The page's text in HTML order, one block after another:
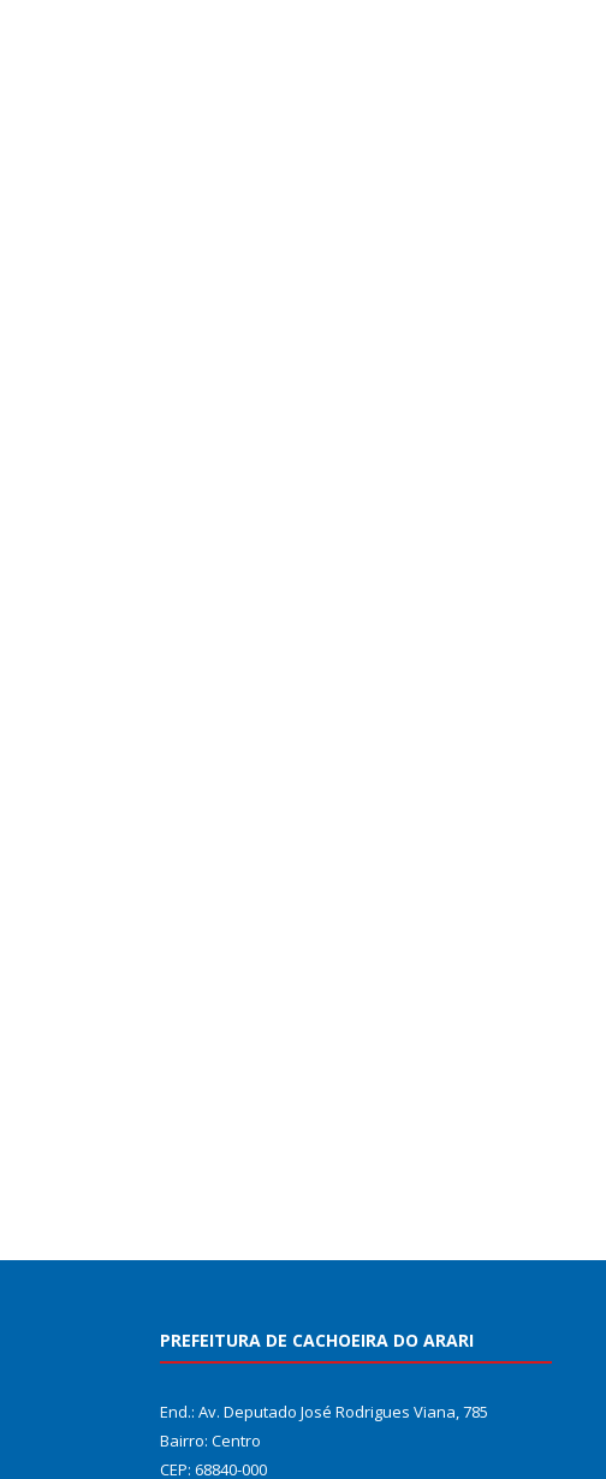
PREFEITURA DE CACHOEIRA DO ARARI
End.: Av. Deputado José Rodrigues Viana, 785
Bairro: Centro
CEP: 68840-000